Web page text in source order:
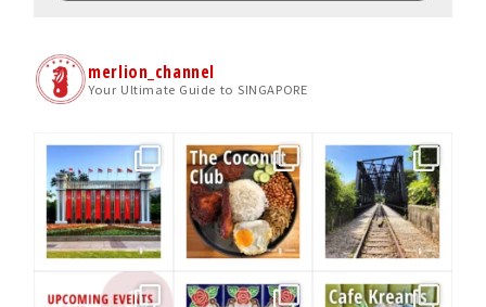
merlion_channel
Your Ultimate Guide to SINGAPORE